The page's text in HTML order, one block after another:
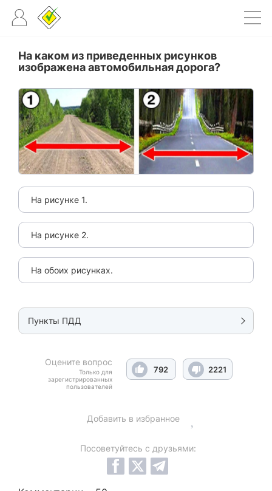
На каком из приведенных рисунков
изображена автомобильная дорога?
На рисунке 1.
На рисунке 2.
На обоих рисунках.
Пункты ПДД
Оцените вопрос
Только для
зарегистрированных
пользователей
792 2221
Добавить в избранное
Посоветуйтесь с друзьями: